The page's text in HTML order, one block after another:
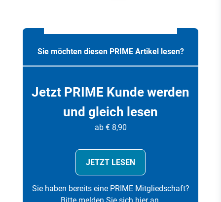
Sie möchten diesen PRIME Artikel lesen?
Jetzt PRIME Kunde werden
und gleich lesen
ab € 8,90
JETZT LESEN
Sie haben bereits eine PRIME Mitgliedschaft?